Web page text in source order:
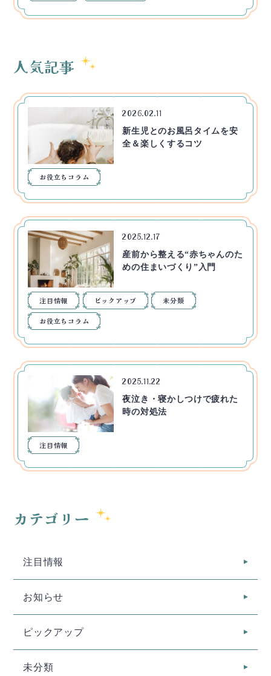
人気記事
2026.02.11
新生児とのお風呂タイムを安
全＆楽しくするコツ
お役立ちコラム
2025.12.17
産前から整える“赤ちゃんのた
めの住まいづくり”入門
注目情報 ピックアップ 未分類
お役立ちコラム
2025.11.22
夜泣き・寝かしつけで疲れた
時の対処法
注目情報
カテゴリー
注目情報
お知らせ
ピックアップ
未分類